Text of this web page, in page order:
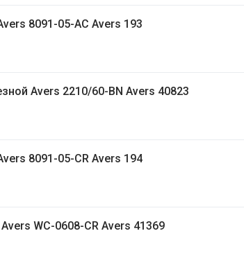
8091-05-AC Avers 193
Avers 2210/60-BN Avers 40823
8091-05-CR Avers 194
WC-0608-CR Avers 41369